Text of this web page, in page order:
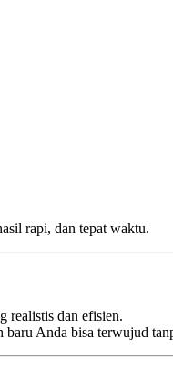
rapi, dan tepat waktu.
realistis dan efisien.
baru Anda bisa terwujud